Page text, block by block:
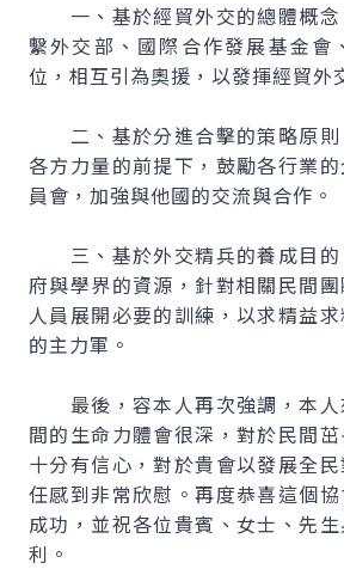
一、基於經貿外交的總體概念
繫外交部、國際合作發展基金會
位，相互引為奧援，以發揮經貿外
二、基於分進合擊的策略原則
各方力量的前提下，鼓勵各行業
員會，加強與他國的交流與合作。
三、基於外交精兵的養成目的
府與學界的資源，針對相關民間
人員展開必要的訓練，以求精益
的主力軍。
最後，容本人再次強調，本人
間的生命力體會很深，對於民間
十分有信心，對於貴會以發展全
任感到非常欣慰。再度恭喜這個
成功，並祝各位貴賓、女士、先
利。